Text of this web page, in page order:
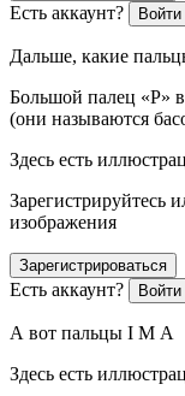
Есть аккаунт? Войти
Дальше, какие
Большой палец «P»
(они называются
Здесь есть
Зарегистрируйтесь
изображения
Зарегистрироваться
Есть аккаунт? Войти
А вот пальцы I M A
Здесь есть